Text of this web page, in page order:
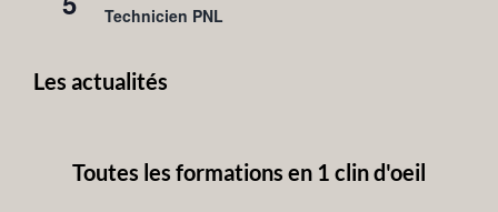
en
Technicien PNL
Les actualités
Toutes les formations en 1 clin d'oeil